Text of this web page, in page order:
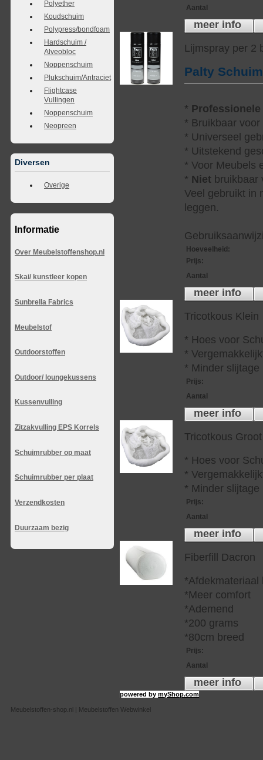
Polyether
Koudschuim
Polypress/bondfoam
Hardschuim /
Alveobloc
Noppenschuim
Plukschuim/Antraciet
Flightcase
Vullingen
Noppenschuim
Neopreen
Diversen
Overige
Informatie
Over Meubelstoffenshop.nl
Skai/ kunstleer kopen
Sunbrella Fabrics
Meubelstof
Outdoorstoffen
Outdoor/ loungekussens
Kussenvulling
Zitzakvulling EPS Korrels
Schuimrubber op maat
Schuimrubber per plaat
Verzendkosten
Duurzaam bezig
Aantal
meer info
Lijmspray per 2
Palty
* Professionele
* Bruikbaar
* Universeel
* Uitstekend
* Voor Meubels
* Niet bruikbaar
Veel gebruikt in
leggen.
Hoeveelheid :
Prijs:
Aantal
meer info
Tricotkous Klein
* Hoes voor
*
* Minder slijtage
Prijs:
Aantal
meer info
Tricotkous Groot
* Hoes voor
*
* Minder slijtage
Prijs:
Aantal
meer info
Fiberfill Dacron
*Afdekmateriaal
*Meer comfort
*Ademend
*200 grams
*80cm breed
Prijs:
Aantal
meer info
powered bymyShop.com
Meubelstoffen-shop.nl | Meubelstoffen Webwinkel